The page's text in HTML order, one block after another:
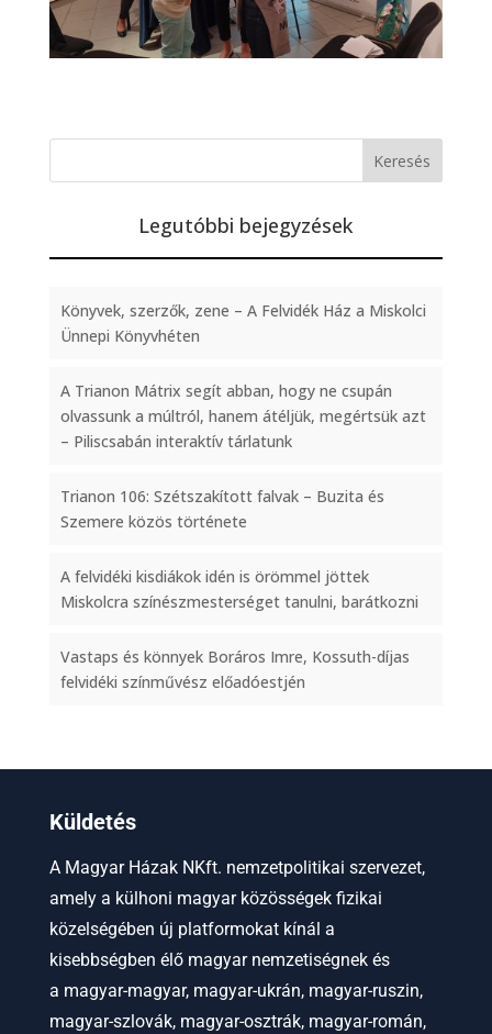
Legutóbbi bejegyzések
Könyvek, szerzők, zene – A Felvidék Ház a Miskolci
Ünnepi Könyvhéten
A Trianon Mátrix segít abban, hogy ne csupán
olvassunk a múltról, hanem átéljük, megértsük azt
– Piliscsabán interaktív tárlatunk
Trianon 106: Szétszakított falvak – Buzita és
Szemere közös története
A felvidéki kisdiákok idén is örömmel jöttek
Miskolcra színészmesterséget tanulni, barátkozni
Vastaps és könnyek Boráros Imre, Kossuth-díjas
felvidéki színművész előadóestjén
Küldetés
A Magyar Házak NKft. nemzetpolitikai szervezet,
amely a külhoni magyar közösségek fizikai
közelségében új platformokat kínál a
kisebbségben élő magyar nemzetiségnek és
a magyar-magyar, magyar-ukrán, magyar-ruszin,
magyar-szlovák, magyar-osztrák, magyar-román,